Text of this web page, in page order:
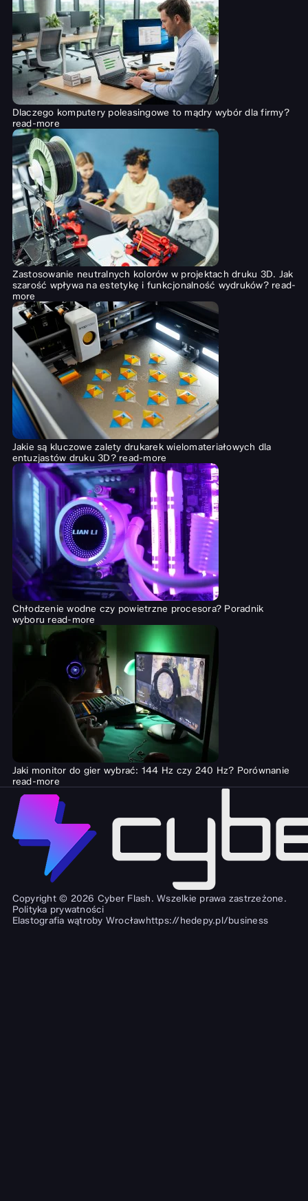
Dlaczego komputery poleasingowe to mądry wybór dla firmy?
read-more
Zastosowanie neutralnych kolorów w projektach druku 3D. Jak
szarość wpływa na estetykę i funkcjonalność wydruków? read-
more
Jakie są kluczowe zalety drukarek wielomateriałowych dla
entuzjastów druku 3D? read-more
Chłodzenie wodne czy powietrzne procesora? Poradnik
wyboru read-more
Jaki monitor do gier wybrać: 144 Hz czy 240 Hz? Porównanie
read-more
Copyright © 2026 Cyber Flash. Wszelkie prawa zastrzeżone.
Polityka prywatności
Elastografia wątroby Wrocławhttps://hedepy.pl/business